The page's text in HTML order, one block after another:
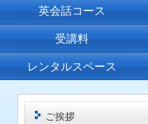
英会話コース
受講料
レンタルスペース
ご挨拶